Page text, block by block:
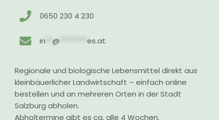
0650 230 4 230
in **@ ********es.at
Regionale und biologische Lebensmittel direkt aus
kleinbäuerlicher Landwirtschaft – einfach online
bestellen und an mehreren Orten in der Stadt
Salzburg abholen.
Abholtermine gibt es ca. alle 4 Wochen.